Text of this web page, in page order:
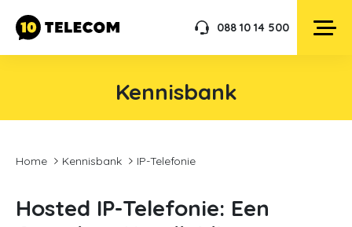
088 10 14 500
Kennisbank
Home Kennisbank IP-Telefonie
Hosted IP-Telefonie: Een